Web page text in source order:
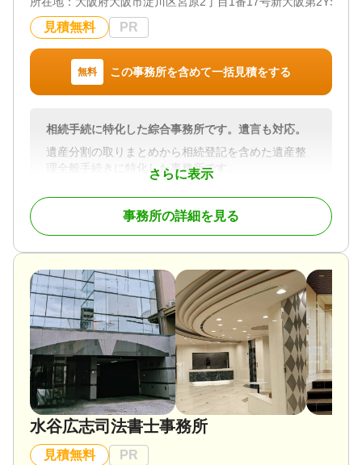
市、天理市、香芝市、大和高田市、天理市、桜井
市、生駒郡、北葛城郡、磯城郡、高市郡）
対応業務
遺言書 / 遺産分割 / 相続財産調査 / 相続登記 / 相続放
棄 / 成年後見 / 家族信託 / 相続手続き / 銀行手続き /
戸籍収集 / 相続人調査 / 生前贈与（不動産名義変更）
対応体制
訪問可 / 土日相談可 / 初回相談無料 / 18時以降相談可
/ 事務所面談可
見積無料 PR
無料 この事務所を含めて一括見積をする
さらに表示
相続手続に特化した綜合事務所です。遺言も対応。
遺産分割の取りまとめから相続登記を含めた遺産整
理全般手続きに特化した事務所です。
遺言等の生前対策も含め、相続に関する問題は分か
りやすくご説明させて頂きますので、安心してご依
対応地域
全国対応
対応業務
遺言書 / 遺産分割 / 生前贈与 / 相続財産調査 / 家族信
託 / 相続手続き / 銀行手続き / 戸籍収集 / 相続人調査
対応体制
電話相談可 / 訪問可 / 土日相談可 / 初回相談無料 / 18
時以降相談可 / オンライン面談可 / 事務所面談可
事務所の詳細を見る
水谷広志司法書士事務所
見積無料 PR